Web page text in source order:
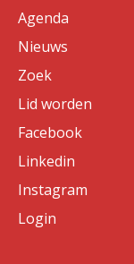
Agenda
Nieuws
Zoek
Lid worden
Facebook
Linkedin
Instagram
Login